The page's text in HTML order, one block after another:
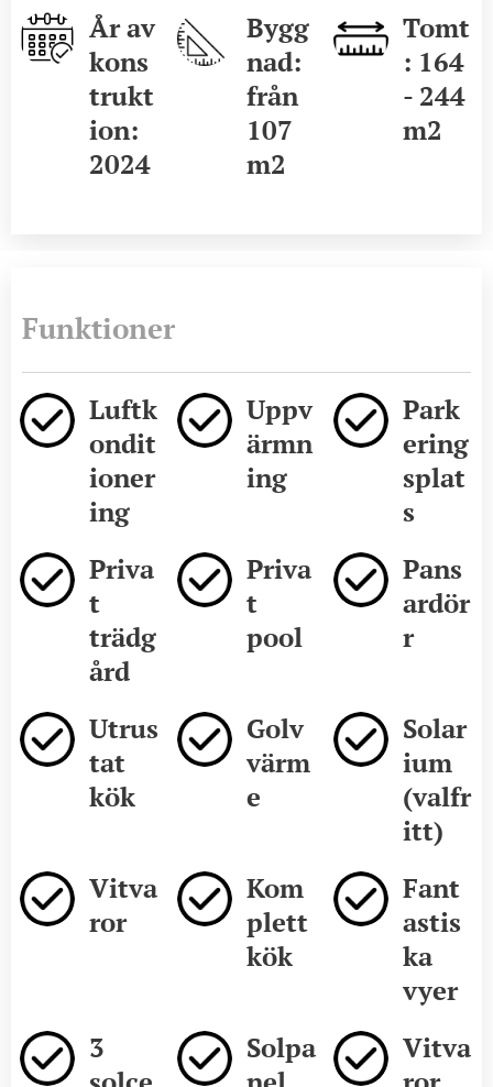
År av
kons
trukt
ion:
2024
Bygg
nad:
från
107
m2
Tomt
: 164
- 244
m2
Funktioner
Luftk
ondit
ioner
ing
Uppv
ärmn
ing
Park
ering
splat
s
Priva
t
trädg
ård
Priva
t
pool
Pans
ardör
r
Utrus
tat
kök
Golv
värm
e
Solar
ium
(valfr
itt)
Vitva
ror
Kom
plett
kök
Fant
astis
ka
vyer
3
Solpa
Vitva